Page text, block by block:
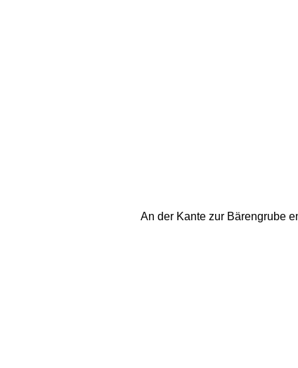
An der Kante zur Bärengrube